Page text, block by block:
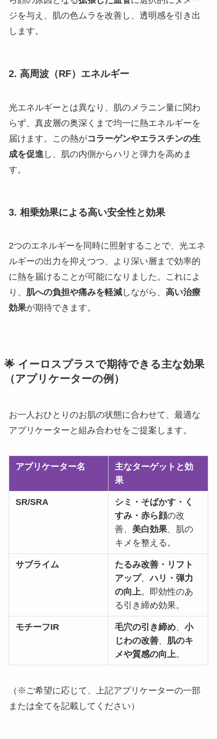
ジを与え、肌の色ムラを改善し、透明感を引き出
します。
2. 高周波（RF）エネルギー
光エネルギーとは異なり、肌のメラニン量に関わ
らず、真皮層の奥深くまで均一に熱エネルギーを
届けます。この熱がコラーゲンやエラスチンの生
成を促進 し、肌の内側からハリと弾力を高めま
す。
3. 相乗効果による高い安全性と効果
2つのエネルギーを同時に照射することで、光エネ
ルギーの出力を抑えつつ、より深い層まで効率的
に熱を届けることが可能になりました。これによ
り、 肌への負担や痛みを軽減しながら、 高い治療
効果が期待できます。
🌟 イーロスプラスで期待できる主な効果
（アプリケーターの例）
お一人おひとりのお肌の状態に合わせて、最適な
アプリケーターと組み合わせをご提案します。
アプリケーター名
主なターゲットと効
果
SR/SRA
シミ・そばかす・く
すみ・赤ら顔の改
善、 美白効果、肌の
キメを整える。
サブライム
たるみ改善・リフト
アップ、ハリ・弾力
の向上。即効性のあ
る引き締め効果。
モチーフIR 毛穴の引き締め、小
じわの改善、 肌のキ
メや質感の向上。
（※ご希望に応じて、上記アプリケーターの一部
または全てを記載してください）